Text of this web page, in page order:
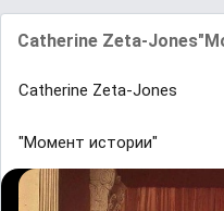
Catherine Zeta-
Catherine Zeta-Jones
"Момент истории"